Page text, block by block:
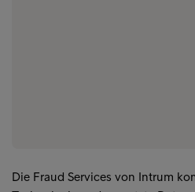
Die Fraud Services von Intrum